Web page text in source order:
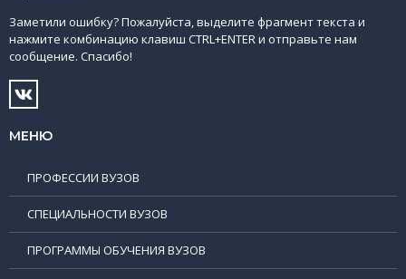
Заметили ошибку? Пожалуйста, выделите фрагмент текста и
нажмите комбинацию клавиш CTRL+ENTER и отправьте нам
сообщение. Спасибо!
МЕНЮ
ПРОФЕССИИ ВУЗОВ
СПЕЦИАЛЬНОСТИ ВУЗОВ
ПРОГРАММЫ ОБУЧЕНИЯ ВУЗОВ